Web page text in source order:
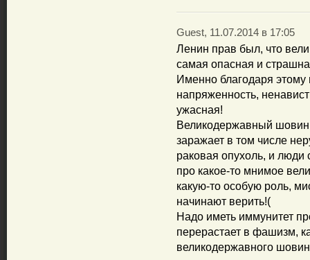
Guest, 11.07.2014 в 17:05
Ленин прав был, что
самая опасная и
Именно благодаря
напряженность,
ужасная!
Великодержавный
заражает в том числе
раковая опухоль, и люди
про какое-то мнимое
какую-то особую роль,
начинают верить!(
Надо иметь иммунитет
перерастает в фашизм,
великодержавного